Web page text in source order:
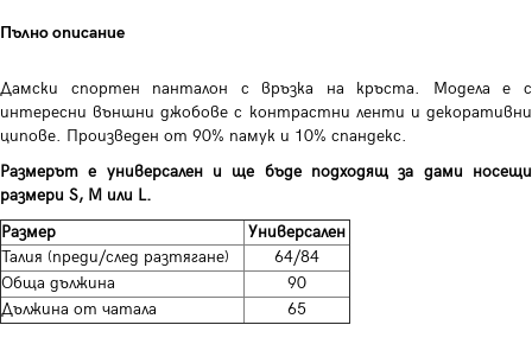
Пълно описание
Дамски спортен панталон с връзка на кръста. Модела е с
интересни външни джобове с контрастни ленти и декоративни
ципове. Произведен от 90% памук и 10% спандекс.
Размерът е универсален и ще бъде подходящ за дами носещи
размери S, M или L.
Размер
Универсален
Талия (преди/след разтягане)
64/84
Обща дължина
90
Дължина от чатала
65